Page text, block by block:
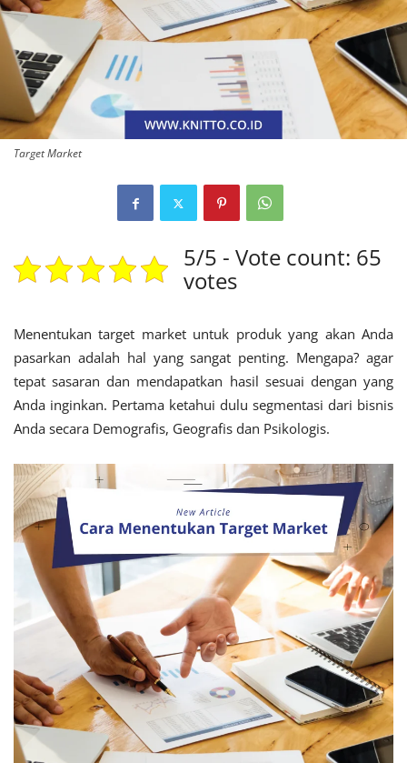
Target Market
5/5 - Vote count: 65
votes
Menentukan target market untuk produk yang akan Anda
pasarkan adalah hal yang sangat penting. Mengapa? agar
tepat sasaran dan mendapatkan hasil sesuai dengan yang
Anda inginkan. Pertama ketahui dulu segmentasi dari bisnis
Anda secara Demografis, Geografis dan Psikologis.